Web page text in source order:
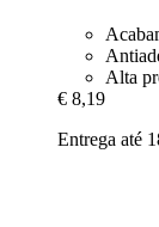
Alta
€ 8,19
Entrega até